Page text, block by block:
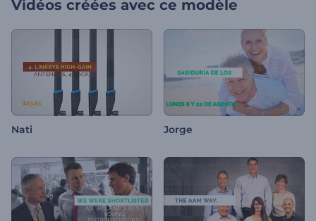
Vidéos créées avec ce modèle
Nati Jorge